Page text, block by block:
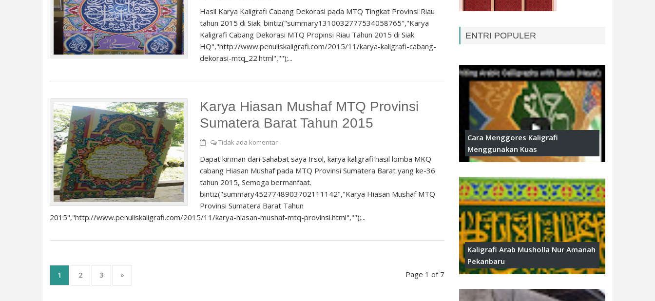
Hasil Karya Kaligrafi Cabang Dekorasi pada MTQ Tingkat Provinsi Riau
tahun 2015 di Siak. bintiz("summary1310032777534058765","Karya
Kaligrafi Cabang Dekorasi MTQ Propinsi Riau Tahun 2015 di Siak
HQ","http://www.penuliskaligrafi.com/2015/11/karya-kaligrafi-cabang-
dekorasi-mtq_22.html","");...
Karya Hiasan Mushaf MTQ Provinsi
Sumatera Barat Tahun 2015
- Tidak ada komentar
Dapat kiriman dari Sahabat saya Irsol, karya kaligrafi hasil lomba MKQ
cabang Hiasan Mushaf pada MTQ Provinsi Sumatera Barat yang ke-36
tahun 2015, Semoga bermanfaat.
bintiz("summary4527748903702111142","Karya Hiasan Mushaf MTQ
Provinsi Sumatera Barat Tahun
2015","http://www.penuliskaligrafi.com/2015/11/karya-hiasan-mushaf-mtq-provinsi.html","");...
Page 1 of 7
1 2 3 »
ENTRI POPULER
Kontak Baru
Cara Menggores Kaligrafi
Menggunakan Kuas
Kaligrafi Arab Musholla Nur Amanah
Pekanbaru